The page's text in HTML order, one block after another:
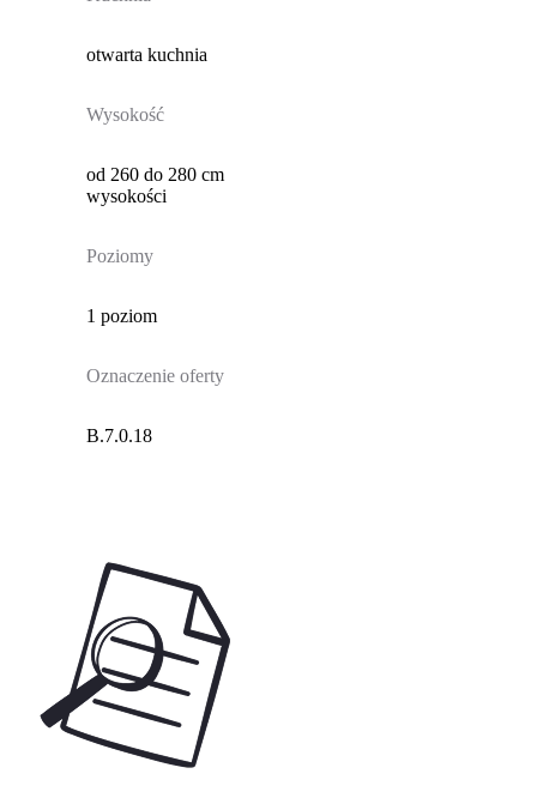
otwarta kuchnia
Wysokość
od 260 do 280 cm
wysokości
Poziomy
1 poziom
Oznaczenie oferty
B.7.0.18